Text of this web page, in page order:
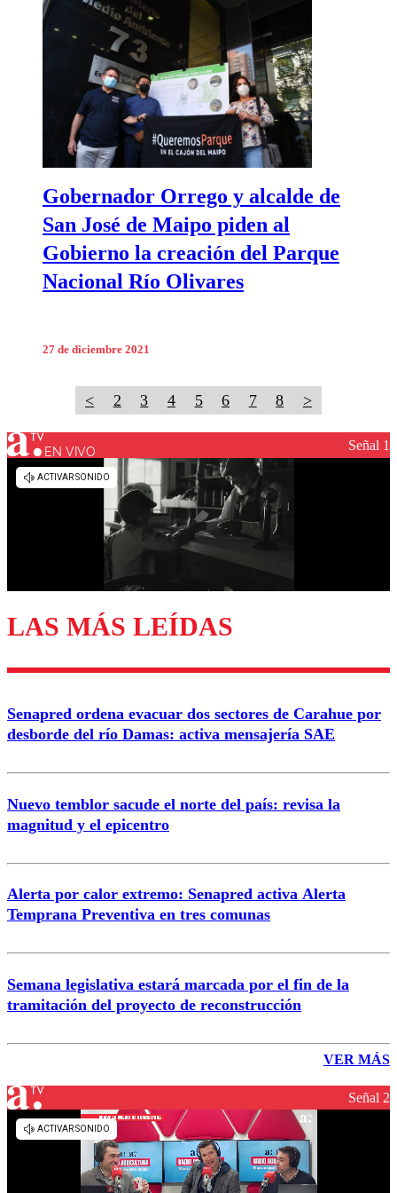
Gobernador Orrego y alcalde de
San José de Maipo piden al
Gobierno la creación del Parque
Nacional Río Olivares
27 de diciembre 2021
< 2 3 4 5 6 7 8 >
EN VIVO Señal 1
LAS MÁS LEÍDAS
Senapred ordena evacuar dos sectores de Carahue por
desborde del río Damas: activa mensajería SAE
Nuevo temblor sacude el norte del país: revisa la
magnitud y el epicentro
Alerta por calor extremo: Senapred activa Alerta
Temprana Preventiva en tres comunas
Semana legislativa estará marcada por el fin de la
tramitación del proyecto de reconstrucción
VER MÁS
Señal 2